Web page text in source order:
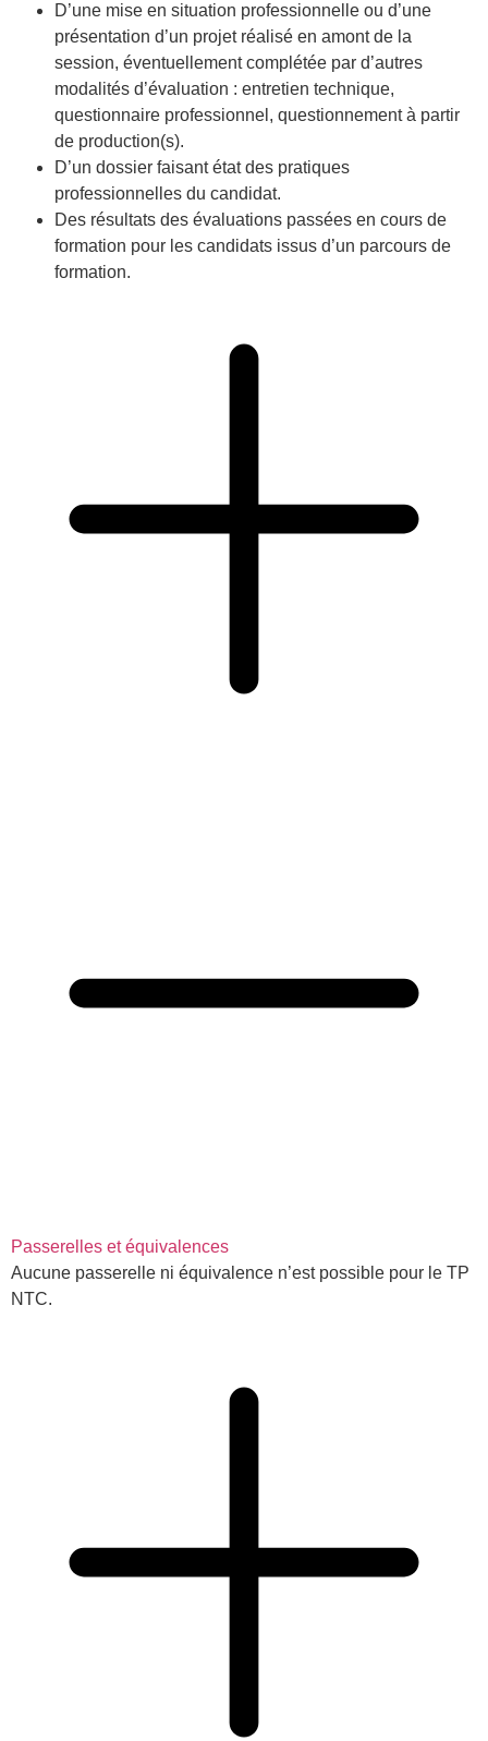
D’une mise en situation professionnelle ou d’une
présentation d’un projet réalisé en amont de la
session, éventuellement complétée par d’autres
modalités d’évaluation : entretien technique,
questionnaire professionnel, questionnement à partir
de production(s).
D’un dossier faisant état des pratiques
professionnelles du candidat.
Des résultats des évaluations passées en cours de
formation pour les candidats issus d’un parcours de
formation.
Passerelles et équivalences
Aucune passerelle ni équivalence n’est possible pour le TP
NTC.